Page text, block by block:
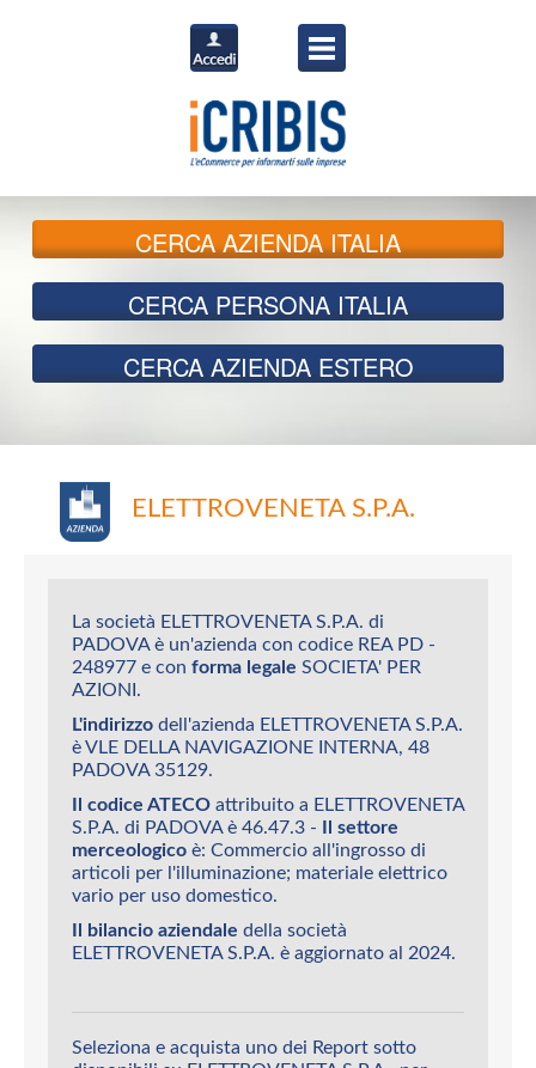
CERCAAZIENDA ITALIA
CERCA PERSONA ITALIA
CERCA AZIENDA ESTERO
ELETTROVENETA S.P.A.
La società ELETTROVENETA S.P.A. di
PADOVA è un'azienda con codice REA PD -
248977 e con forma legale SOCIETA' PER
AZIONI.
L'indirizzo dell'azienda ELETTROVENETA S.P.A.
è VLE DELLA NAVIGAZIONE INTERNA, 48
PADOVA 35129.
Il codice ATECO attribuito a ELETTROVENETA
S.P.A. di PADOVA è 46.47.3 - Il settore
merceologico è: Commercio all'ingrosso di
articoli per l'illuminazione; materiale elettrico
vario per uso domestico.
Il bilancio aziendale della società
ELETTROVENETA S.P.A. è aggiornato al 2024.
Seleziona e acquista uno dei Report sotto